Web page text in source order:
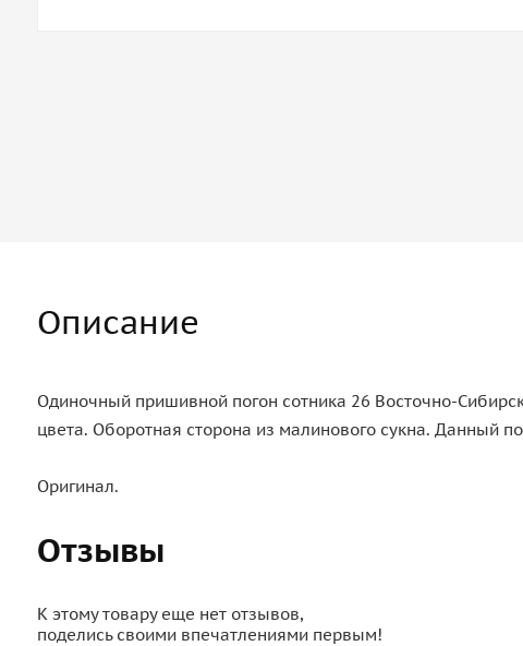
Описание
Одиночный пришивной погон сотника 26 Восточно-
цвета. Оборотная сторона из малинового сукна. Данный
Оригинал.
Отзывы
К этому товару еще нет отзывов,
поделись своими впечатлениями первым!